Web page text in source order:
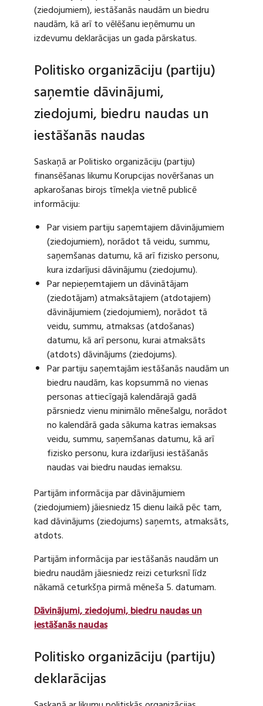
(ziedojumiem), iestāšanās naudām un biedru
naudām, kā arī to vēlēšanu ieņēmumu un
izdevumu deklarācijas un gada pārskatus.
Politisko organizāciju (partiju)
saņemtie dāvinājumi,
ziedojumi, biedru naudas un
iestāšanās naudas
Saskaņā ar Politisko organizāciju (partiju)
finansēšanas likumu Korupcijas novēršanas un
apkarošanas birojs tīmekļa vietnē publicē
informāciju:
Par visiem partiju saņemtajiem dāvinājumiem
(ziedojumiem), norādot tā veidu, summu,
saņemšanas datumu, kā arī fizisko personu,
kura izdarījusi dāvinājumu (ziedojumu).
Par nepieņemtajiem un dāvinātājam
(ziedotājam) atmaksātajiem (atdotajiem)
dāvinājumiem (ziedojumiem), norādot tā
veidu, summu, atmaksas (atdošanas)
datumu, kā arī personu, kurai atmaksāts
(atdots) dāvinājums (ziedojums).
Par partiju saņemtajām iestāšanās naudām un
biedru naudām, kas kopsummā no vienas
personas attiecīgajā kalendārajā gadā
pārsniedz vienu minimālo mēnešalgu, norādot
no kalendārā gada sākuma katras iemaksas
veidu, summu, saņemšanas datumu, kā arī
fizisko personu, kura izdarījusi iestāšanās
naudas vai biedru naudas iemaksu.
Partijām informācija par dāvinājumiem
(ziedojumiem) jāiesniedz 15 dienu laikā pēc tam,
kad dāvinājums (ziedojums) saņemts, atmaksāts,
atdots.
Partijām informācija par iestāšanās naudām un
biedru naudām jāiesniedz reizi ceturksnī līdz
nākamā ceturkšņa pirmā mēneša 5. datumam.
Dāvinājumi, ziedojumi, biedru naudas un
iestāšanās naudas
Politisko organizāciju (partiju)
deklarācijas